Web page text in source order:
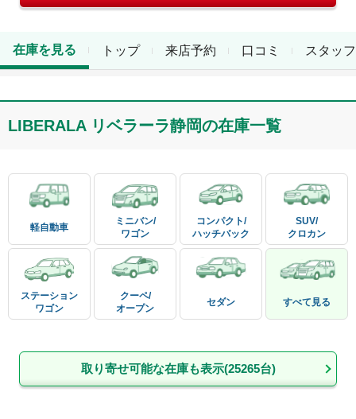
トップ
在庫を見る 来店予約 口コミ スタッフ
LIBERALA リベラーラ静岡の在庫一覧
軽自動車
ミニバン/
ワゴン
コンパクト/
ハッチバック
SUV/
クロカン
ステーション
ワゴン
クーペ/
オープン
セダン すべて見る
取り寄せ可能な在庫も表示(25265台)